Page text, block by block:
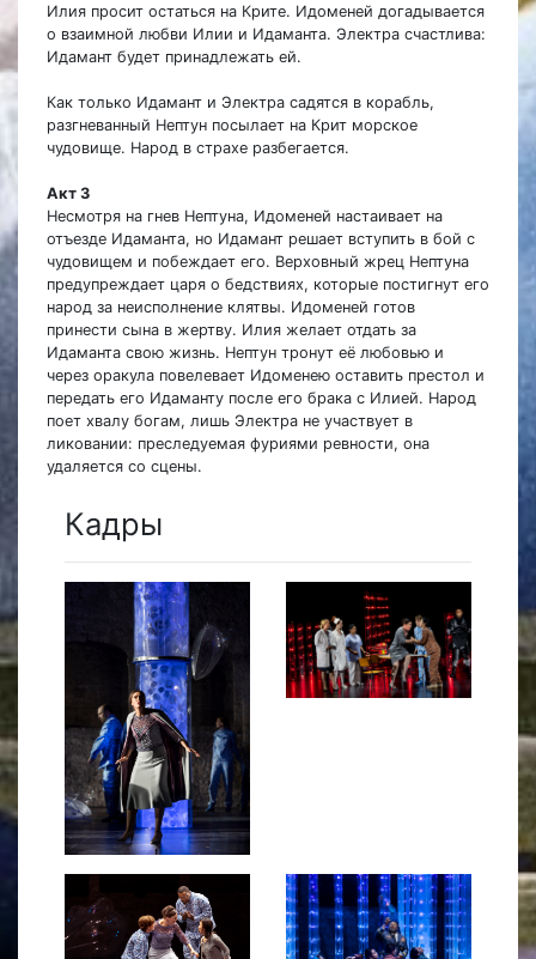
Илия просит остаться на Крите. Идоменей догадывается
о взаимной любви Илии и Идаманта. Электра счастлива:
Идамант будет принадлежать ей.
Как только Идамант и Электра садятся в корабль,
разгневанный Нептун посылает на Крит морское
чудовище. Народ в страхе разбегается.
Акт 3
Несмотря на гнев Нептуна, Идоменей настаивает на
отъезде Идаманта, но Идамант решает вступить в бой с
чудовищем и побеждает его. Верховный жрец Нептуна
предупреждает царя о бедствиях, которые постигнут его
народ за неисполнение клятвы. Идоменей готов
принести сына в жертву. Илия желает отдать за
Идаманта свою жизнь. Нептун тронут её любовью и
через оракула повелевает Идоменею оставить престол и
передать его Идаманту после его брака с Илией. Народ
поет хвалу богам, лишь Электра не участвует в
ликовании: преследуемая фуриями ревности, она
удаляется со сцены.
Кадры